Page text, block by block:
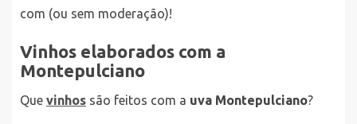
com (ou sem moderação)!
Vinhos elaborados com a
Montepulciano
Que vinhos são feitos com a uva Montepulciano?